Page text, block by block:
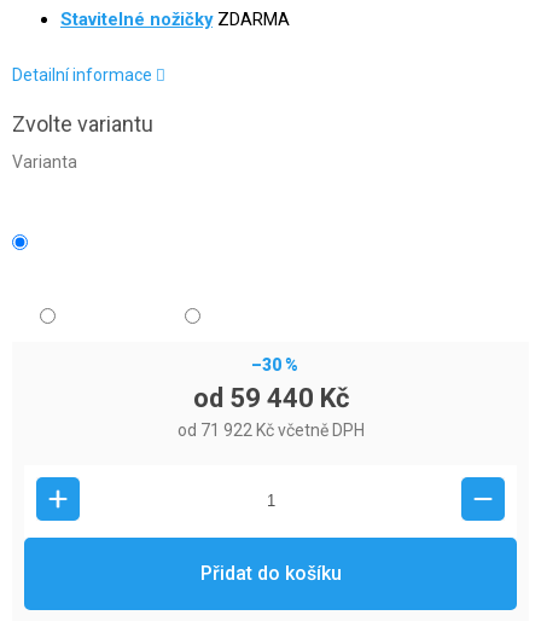
Stavitelné nožičkyZDARMA
Detailní informace
Zvolte variantu
Varianta
–30 %
od 59 440 Kč
od 71 922 Kčvčetně DPH
Přidat do košíku